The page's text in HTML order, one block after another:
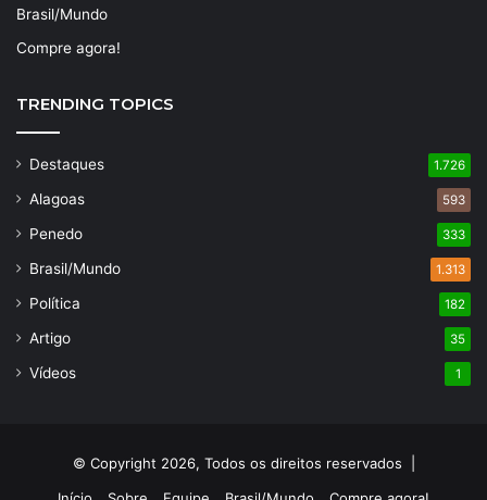
Brasil/Mundo
Compre agora!
TRENDING TOPICS
Destaques 1.726
Alagoas 593
Penedo 333
Brasil/Mundo 1.313
Política 182
Artigo 35
Vídeos 1
© Copyright 2026, Todos os direitos reservados |